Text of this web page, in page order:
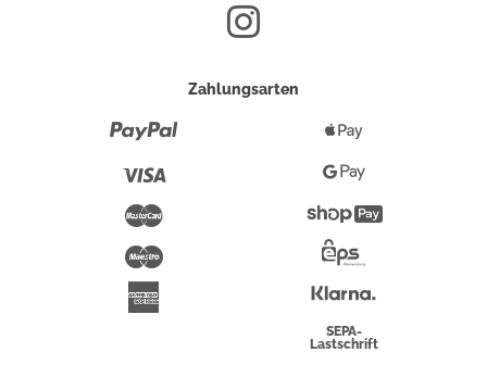
Zahlungsarten
Maestro
Pay
Google
PayShopify
Überweisung
SEPA-
Lastschrift